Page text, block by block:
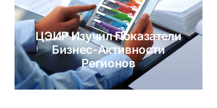
ЦЭИР Изучил Показатели
Бизнес-Активности
Регионов